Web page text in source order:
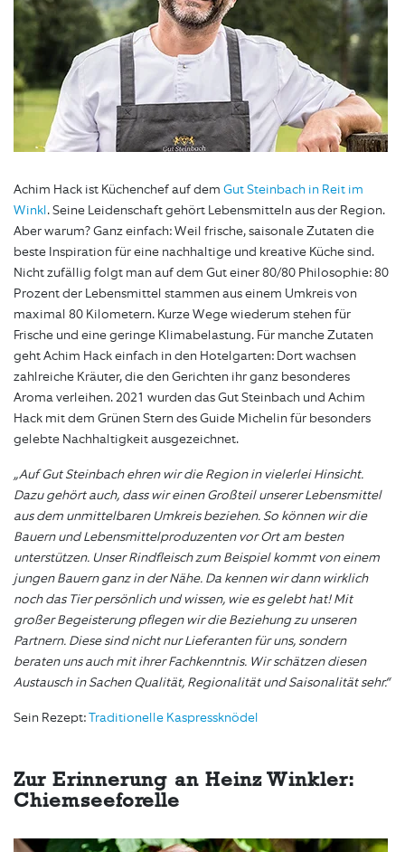
Achim Hack ist Küchenchef auf dem Gut Steinbach in Reit im
Winkl. Seine Leidenschaft gehört Lebensmitteln aus der Region.
Aber warum? Ganz einfach: Weil frische, saisonale Zutaten die
beste Inspiration für eine nachhaltige und kreative Küche sind.
Nicht zufällig folgt man auf dem Gut einer 80/80 Philosophie: 80
Prozent der Lebensmittel stammen aus einem Umkreis von
maximal 80 Kilometern. Kurze Wege wiederum stehen für
Frische und eine geringe Klimabelastung. Für manche Zutaten
geht Achim Hack einfach in den Hotelgarten: Dort wachsen
zahlreiche Kräuter, die den Gerichten ihr ganz besonderes
Aroma verleihen. 2021 wurden das Gut Steinbach und Achim
Hack mit dem Grünen Stern des Guide Michelin für besonders
gelebte Nachhaltigkeit ausgezeichnet.
„Auf Gut Steinbach ehren wir die Region in vielerlei Hinsicht.
Dazu gehört auch, dass wir einen Großteil unserer Lebensmittel
aus dem unmittelbaren Umkreis beziehen. So können wir die
Bauern und Lebensmittelproduzenten vor Ort am besten
unterstützen. Unser Rindfleisch zum Beispiel kommt von einem
jungen Bauern ganz in der Nähe. Da kennen wir dann wirklich
noch das Tier persönlich und wissen, wie es gelebt hat! Mit
großer Begeisterung pflegen wir die Beziehung zu unseren
Partnern. Diese sind nicht nur Lieferanten für uns, sondern
beraten uns auch mit ihrer Fachkenntnis. Wir schätzen diesen
Austausch in Sachen Qualität, Regionalität und Saisonalität sehr.“
Sein Rezept:Traditionelle Kaspressknödel
Zur Erinnerung an Heinz Winkler:
Chiemseeforelle